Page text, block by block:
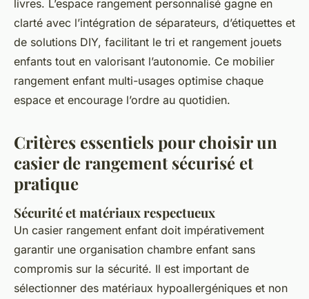
livres. L’espace rangement personnalisé gagne en
clarté avec l’intégration de séparateurs, d’étiquettes et
de solutions DIY, facilitant le tri et rangement jouets
enfants tout en valorisant l’autonomie. Ce mobilier
rangement enfant multi-usages optimise chaque
espace et encourage l’ordre au quotidien.
Critères essentiels pour choisir un
casier de rangement sécurisé et
pratique
Sécurité et matériaux respectueux
Un casier rangement enfant doit impérativement
garantir une organisation chambre enfant sans
compromis sur la sécurité. Il est important de
sélectionner des matériaux hypoallergéniques et non